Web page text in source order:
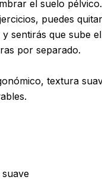
el suelo
puedes
sentirás que sube
por separado.
textura